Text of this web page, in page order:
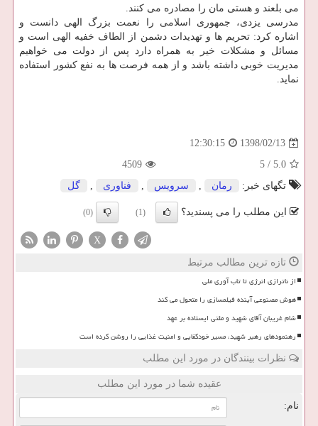
می بلعند و هستی مان را مصادره می كنند.
مدرسی یزدی، جمهوری اسلامی را نعمت بزرگ الهی دانست و
اشاره كرد: تحریم ها و تهدیدات دشمن از الطاف خفیه الهی است و
مسائل و مشكلات خیر به همراه دارد پس از دولت می خواهیم
مدیریت خوبی داشته باشد و از همه فرصت ها به نفع كشور استفاده
نماید.
1398/02/13
12:30:15
5.0
/
5
4509
تگهای خبر:
رمان , سرویس , فناوری , گل
این مطلب را می پسندید؟ (1)
(0)
X
تازه ترین مطالب مرتبط
از ناترازی انرژی تا تاب آوری ملی
هوش مصنوعی آینده فیلمسازی را متحول می کند
شام غریبان آقای شهید و ملتی ایستاده بر عهد
رهنمودهای رهبر شهید، مسیر خودکفایی و امنیت غذایی را روشن کرده است
نظرات بینندگان در مورد این مطلب
عقیده شما در مورد این مطلب
نام: